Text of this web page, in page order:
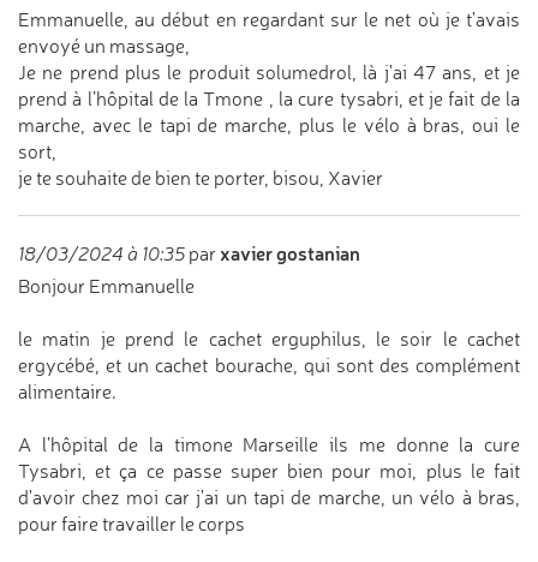
Emmanuelle, au début en regardant sur le net où je t'avais
envoyé un massage,
Je ne prend plus le produit solumedrol, là j'ai 47 ans, et je
prend à l’hôpital de la Tmone , la cure tysabri, et je fait de la
marche, avec le tapi de marche, plus le vélo à bras, oui le
sort,
je te souhaite de bien te porter, bisou, Xavier
18/03/2024 à 10:35 par xavier gostanian
Bonjour Emmanuelle
le matin je prend le cachet erguphilus, le soir le cachet
ergycébé, et un cachet bourache, qui sont des complément
alimentaire.
A l’hôpital de la timone Marseille ils me donne la cure
Tysabri, et ça ce passe super bien pour moi, plus le fait
d'avoir chez moi car j'ai un tapi de marche, un vélo à bras,
pour faire travailler le corps